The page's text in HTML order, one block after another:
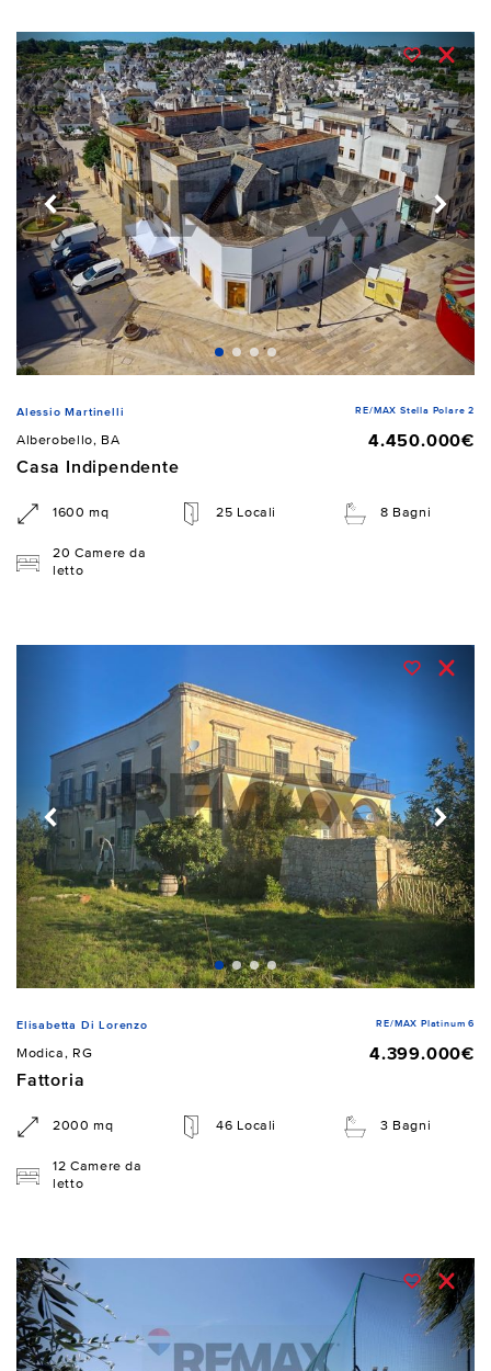
Alessio Martinelli RE/MAX Stella Polare 2
Alberobello, BA
4.450.000€
Casa Indipendente
1600 mq 25 Locali 8 Bagni
20 Camere da
letto
Elisabetta Di Lorenzo RE/MAX Platinum 6
Modica, RG
4.399.000€
Fattoria
2000 mq 46 Locali 3 Bagni
12 Camere da
letto